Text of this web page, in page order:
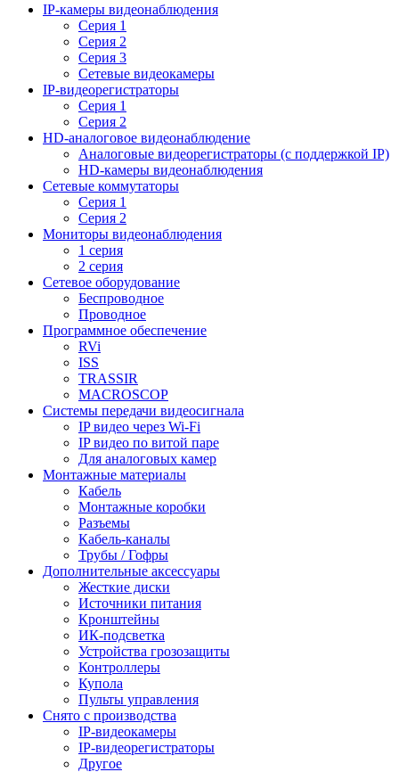
IP-камеры видеонаблюдения
Серия 1
Серия 2
Серия 3
Сетевые видеокамеры
IP-видеорегистраторы
Серия 1
Серия 2
HD-аналоговое видеонаблюдение
Aналоговые видеорегистраторы (с поддержкой IP)
HD-камеры видеонаблюдения
Сетевые коммутаторы
Серия 1
Серия 2
Мониторы видеонаблюдения
1 серия
2 серия
Сетевое оборудование
Беспроводное
Проводное
Программное обеспечение
RVi
ISS
TRASSIR
MACROSCOP
Системы передачи видеосигнала
IP видео через Wi-Fi
IP видео по витой паре
Для аналоговых камер
Монтажные материалы
Кабель
Монтажные коробки
Разъемы
Кабель-каналы
Трубы / Гофры
Дополнительные аксессуары
Жесткие диски
Источники питания
Кронштейны
ИК-подсветка
Устройства грозозащиты
Контроллеры
Купола
Пульты управления
Снято с производства
IP-видеокамеры
IP-видеорегистраторы
Другое